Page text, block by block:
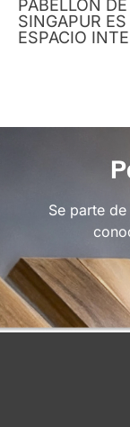
PABELLÓN
SINGAPUR
ESPACIO
Se parte